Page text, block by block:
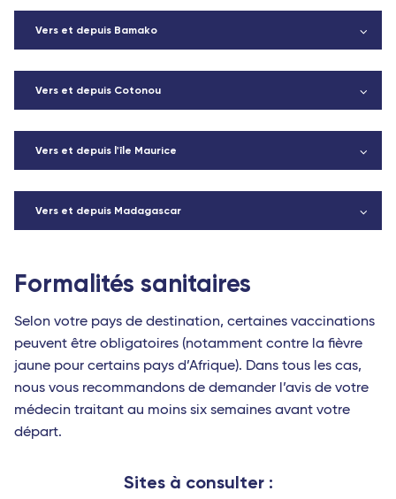
Vers et depuis Bamako
Vers et depuis Cotonou
Vers et depuis l'île Maurice
Vers et depuis Madagascar
Formalités sanitaires
Selon votre pays de destination, certaines vaccinations
peuvent être obligatoires (notamment contre la fièvre
jaune pour certains pays d’Afrique). Dans tous les cas,
nous vous recommandons de demander l’avis de votre
médecin traitant au moins six semaines avant votre
départ.
Sites à consulter :